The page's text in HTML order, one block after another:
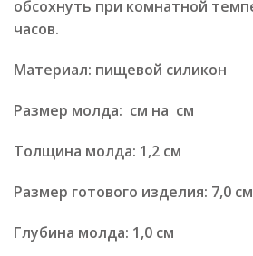
обсохнуть при комнатной
часов.
Материал: пищевой силикон
Размер молда: см на см
Толщина молда: 1,2 см
Размер готового изделия: 7,0
Глубина молда: 1,0 см